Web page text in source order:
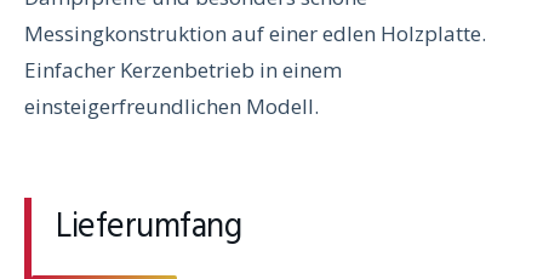
Messingkonstruktion auf einer edlen Holzplatte.
Einfacher Kerzenbetrieb in einem
einsteigerfreundlichen Modell.
Lieferumfang